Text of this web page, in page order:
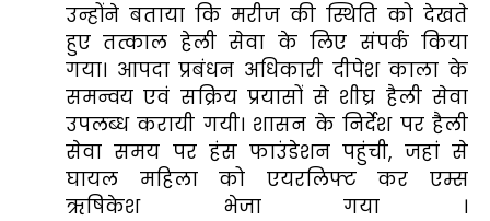
उन्होंने बताया कि मरीज की स्थिति को देखते
हुए तत्काल हेली सेवा के लिए संपर्क किया
गया। आपदा प्रबंधन अधिकारी दीपेश काला के
समन्वय एवं सक्रिय प्रयासों से शीघ्र हैली सेवा
उपलब्ध करायी गयी। शासन के निर्देश पर हैली
सेवा समय पर हंस फाउंडेशन पहुंची, जहां से
घायल महिला को एयरलिफ्ट कर एम्स
ऋषिकेश भेजा गया ।